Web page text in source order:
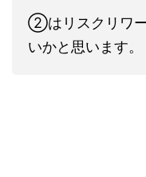
②はリスクリワー
いかと思います。